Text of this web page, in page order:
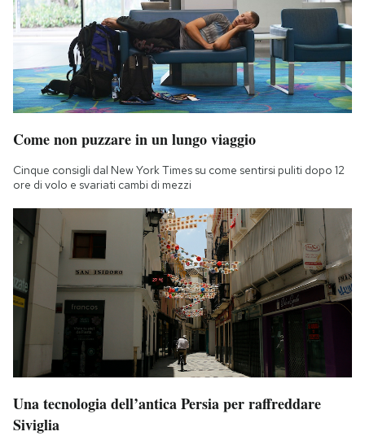
Come non puzzare in un lungo viaggio
Cinque consigli dal New York Times su come sentirsi puliti dopo 12
ore di volo e svariati cambi di mezzi
Una tecnologia dell’antica Persia per raffreddare
Siviglia